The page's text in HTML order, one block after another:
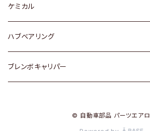
スバル
スバル
スズキ
日産
ダイハツ
ディーデル洗浄添加剤
ケミカル
ハブベアリング
トヨタ
ブレンボキャリパー
© 自動車部品 パーツエアロ